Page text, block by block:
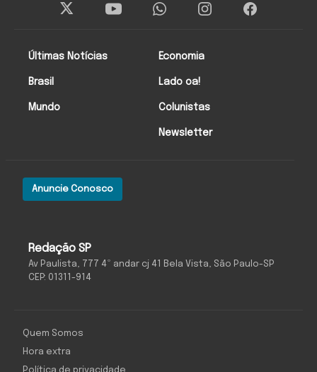
Redação SP
Av Paulista, 777 4º andar cj 41 Bela Vista, São Paulo-SP
CEP: 01311-914
Anuncie Conosco
Últimas Notícias
Brasil
Mundo
Economia
Lado oa!
Colunistas
Newsletter
Quem Somos
Hora extra